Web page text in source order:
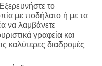
Εξερευνήστε το
με ποδήλατο ή με τα
να λαμβάνετε
γραφεία και
καλύτερες διαδρομές